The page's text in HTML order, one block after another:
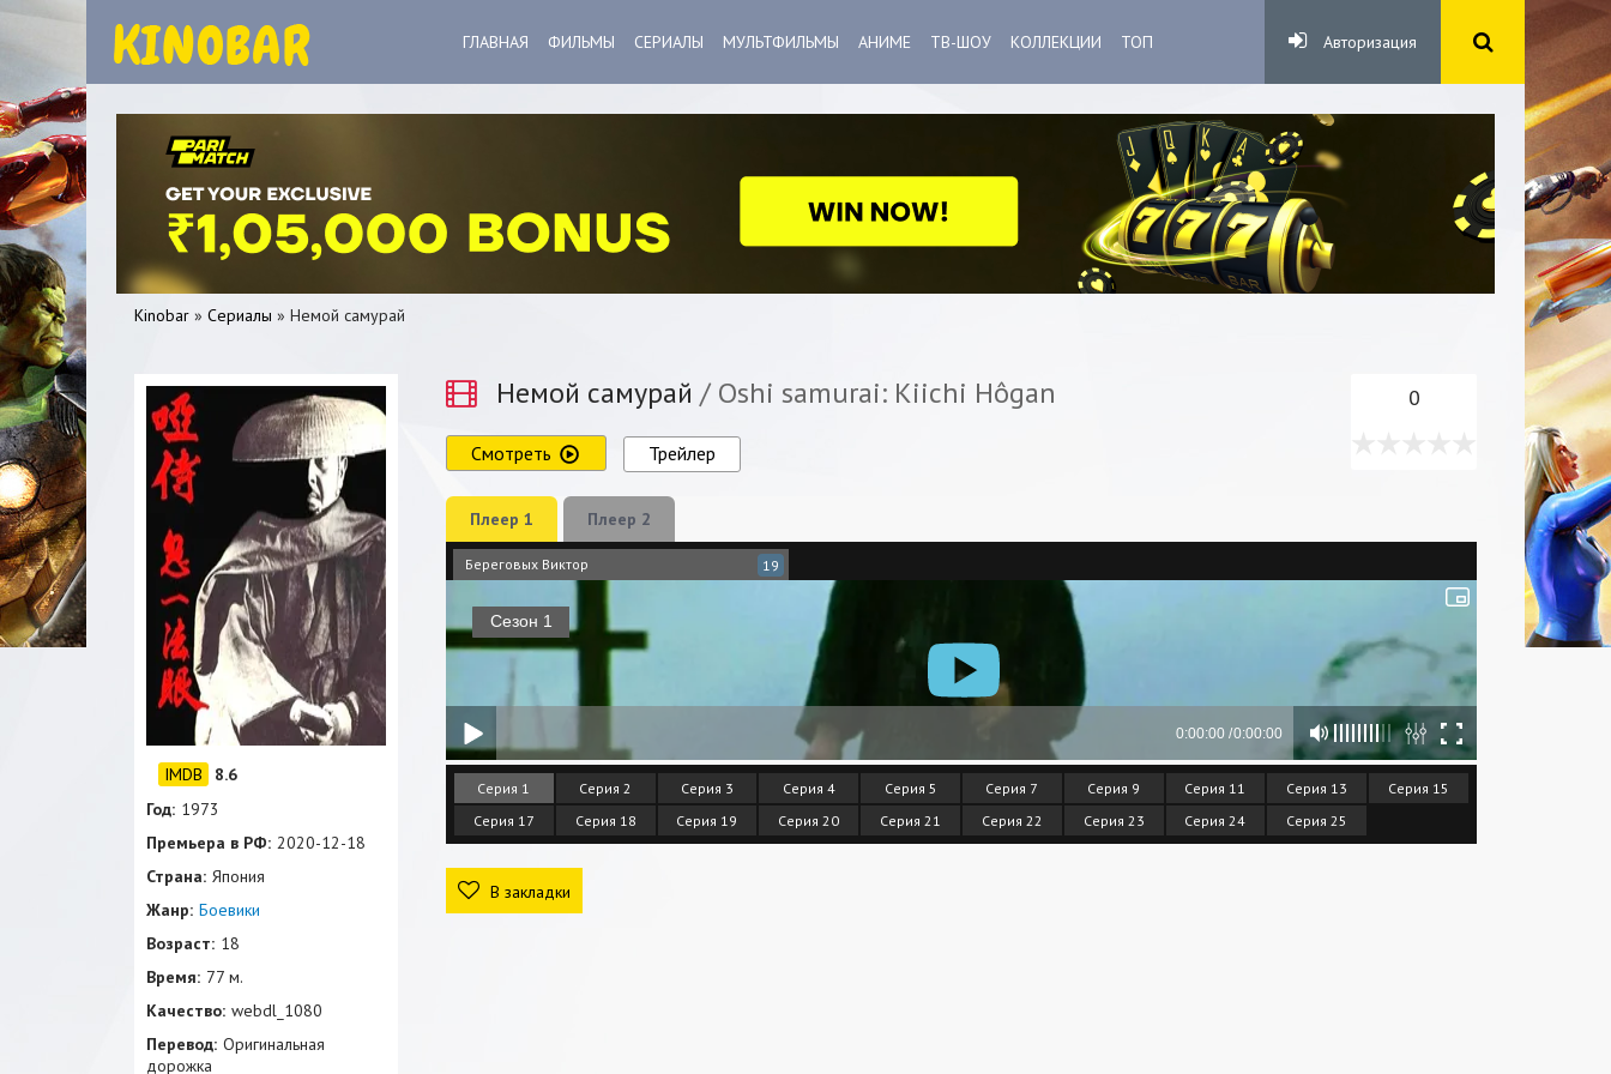
ГЛАВНАЯ ФИЛЬМЫ СЕРИАЛЫ МУЛЬТФИЛЬМЫ АНИМЕ ТВ-ШОУ КОЛЛЕКЦИИ ТОП Авторизация
Kinobar » Сериалы » Немой самурай
Немой самурай / Oshi samurai: Kiichi Hôgan 0
0
1 2 3 4 5 Смотреть Трейлер
Плеер 1 Плеер 2
Береговых Виктор 19
Серия 1 Серия 2 Серия 3 Серия 4 Серия 5 Серия 7 Серия 9 Серия 11 Серия 13
Серия 15
Серия 17
Серия 18 Серия 19 Серия 20 Серия 21 Серия 22 Серия 23 Серия 24 Серия 25
В закладки
8.6
Год: 1973
Премьера в РФ: 2020-12-18
Страна: Япония
Жанр: Боевики
Возраст: 18
Время: 77 м.
Качество: webdl_1080
Перевод: Оригинальная
дорожка